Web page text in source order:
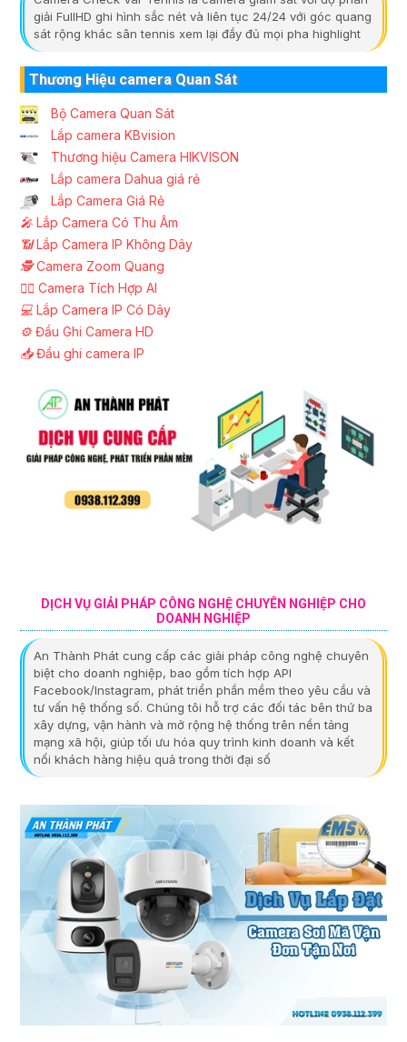
giải FullHD ghi hình sắc nét và liên tục 24/24 với góc quang
sát rộng khác sân tennis xem lại đầy đủ mọi pha highlight
Thương Hiệu camera Quan Sát
Bộ Camera Quan Sát
Lắp camera KBvision
Thương hiệu Camera HIKVISON
Lắp camera Dahua giá rẻ
Lắp Camera Giá Rẻ
️🎤️ Lắp Camera Có Thu Âm
📶Lắp Camera IP Không Dây
🕵️Camera Zoom Quang
🧛‍♀️ Camera Tích Hợp AI
💻 Lắp Camera IP Có Dây
⚙️ Đầu Ghi Camera HD
📥Đầu ghi camera IP
DỊCH VỤ GIẢI PHÁP CÔNG NGHỆ CHUYÊN NGHIỆP CHO
DOANH NGHIỆP
An Thành Phát cung cấp các giải pháp công nghệ chuyên
biệt cho doanh nghiệp, bao gồm tích hợp API
Facebook/Instagram, phát triển phần mềm theo yêu cầu và
tư vấn hệ thống số. Chúng tôi hỗ trợ các đối tác bên thứ ba
xây dựng, vận hành và mở rộng hệ thống trên nền tảng
mạng xã hội, giúp tối ưu hóa quy trình kinh doanh và kết
nối khách hàng hiệu quả trong thời đại số